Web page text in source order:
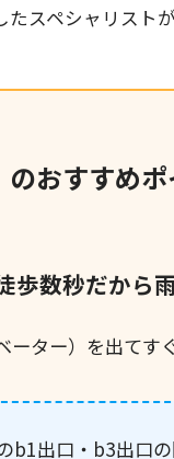
たスペシャリスト
のおすすめ
歩数秒だから
ター）を出てす
b1出口・b3出口の